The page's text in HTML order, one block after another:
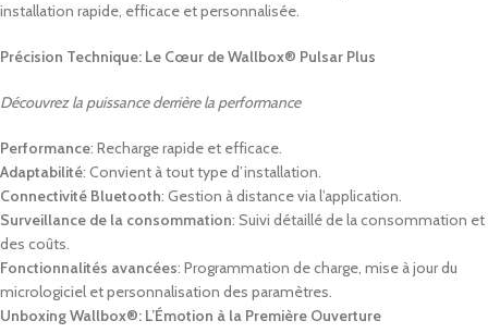
installation rapide, efficace et personnalisée.
Précision Technique: Le Cœur de Wallbox® Pulsar Plus
Découvrez la puissance derrière la performance
Performance: Recharge rapide et efficace.
Adaptabilité: Convient à tout type d’installation.
Connectivité Bluetooth: Gestion à distance via l’application.
Surveillance de la consommation: Suivi détaillé de la consommation et
des coûts.
Fonctionnalités avancées: Programmation de charge, mise à jour du
micrologiciel et personnalisation des paramètres.
Unboxing Wallbox®: L’Émotion à la Première Ouverture